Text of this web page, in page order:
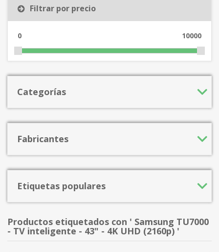
Filtrar por precio
0 10000
Categorías
Fabricantes
Etiquetas populares
Productos etiquetados con ' Samsung TU7000
- TV inteligente - 43" - 4K UHD (2160p) '